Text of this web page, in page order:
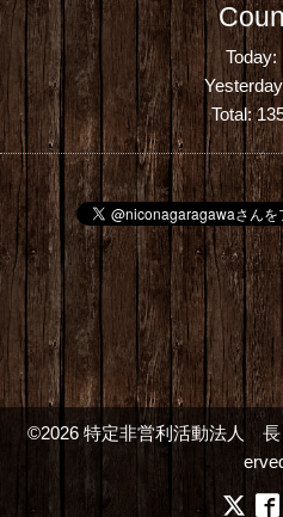
Today:
Total:
©2026 特定非営利活動法人 長